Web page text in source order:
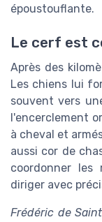
époustouflante.
Le cerf est
Après des
Les chiens lui
souvent vers
l'encerclement
à cheval et
aussi cor de
coordonner
diriger avec
Frédéric de